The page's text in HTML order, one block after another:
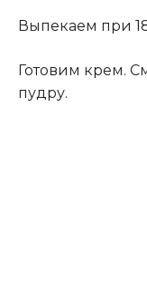
Выпекаем при
Готовим крем.
пудру.